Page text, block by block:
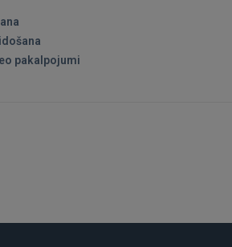
pakalpojumi